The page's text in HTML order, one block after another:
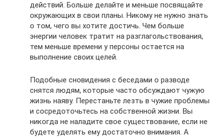
действий. Больше делайте и меньше посвящайте
окружающих в свои планы. Никому не нужно знать
о том, чего вы хотите достичь. Чем больше
энергии человек тратит на разглагольствования,
тем меньше времени у персоны остается на
выполнение своих целей.
Подобные сновидения с беседами о разводе
снятся людям, которые часто обсуждают чужую
жизнь наяву. Перестаньте лезть в чужие проблемы
и сосредоточьтесь на собственной жизни. Вы
никогда не наладите свое существование, если не
будете уделять ему достаточно внимания. А